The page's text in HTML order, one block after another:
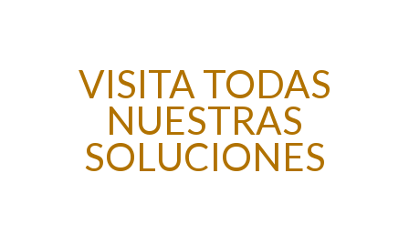
VISITA TODAS
NUESTRAS
SOLUCIONES